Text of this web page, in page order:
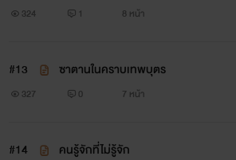
324 1 8 หน้า
#13 ซาตานในคราบเทพบุตร
327 0 7 หน้า
#14 คนรู้จักที่ไม่รู้จัก